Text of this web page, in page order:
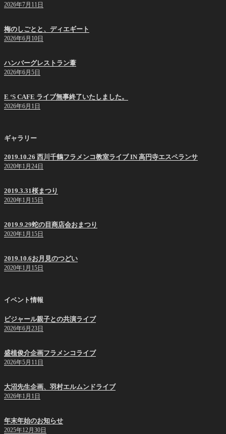
2026年7月11日
梅のしごとと、ディエギート
2026年6月10日
ハンバーグレストラン葦
2026年6月5日
E ‘S CAFE ライブ無事終了いたしました。
2026年6月1日
ギャラリー
2019.10.26 西川千鶴フラメンコ教室ライブ IN 高円寺エスペランサ
2020年1月24日
2019.3.31桜まつり
2020年1月15日
2019.9.29蛇の目商店会おまつり
2020年1月15日
2019.10.6お月見のつどい
2020年1月15日
イベント情報
ビジャール親子との共演ライブ
2026年6月23日
盛植俊介企画フラメンコライブ
2026年5月11日
大沼先生企画、羽村エルムンドライブ
2026年1月1日
年末年始のお知らせ
2025年12月30日